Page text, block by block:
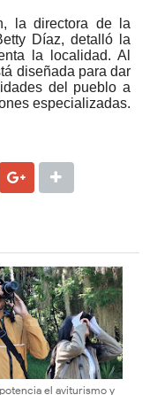
la directora de la
Díaz, detalló la
la localidad. Al
diseñada para dar
del pueblo a
especializadas.
el aviturismo y